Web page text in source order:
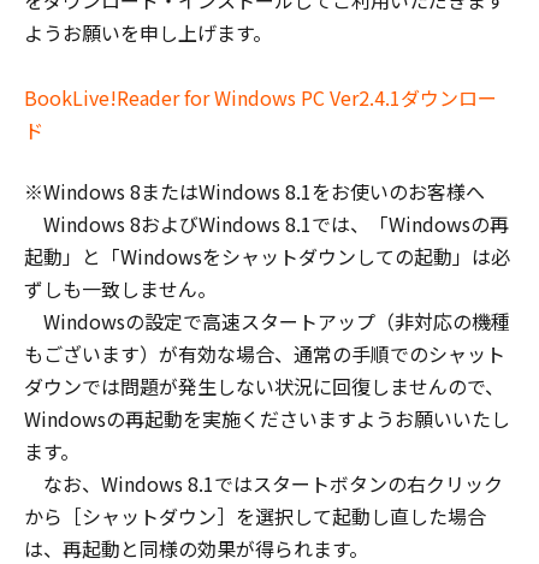
ようお願いを申し上げます。
BookLive!Reader for Windows PC Ver2.4.1ダウンロー
ド
※Windows 8またはWindows 8.1をお使いのお客様へ
Windows 8およびWindows 8.1では、「Windowsの再
起動」と「Windowsをシャットダウンしての起動」は必
ずしも一致しません。
Windowsの設定で高速スタートアップ（非対応の機種
もございます）が有効な場合、通常の手順でのシャット
ダウンでは問題が発生しない状況に回復しませんので、
Windowsの再起動を実施くださいますようお願いいたし
ます。
なお、Windows 8.1ではスタートボタンの右クリック
から［シャットダウン］を選択して起動し直した場合
は、再起動と同様の効果が得られます。